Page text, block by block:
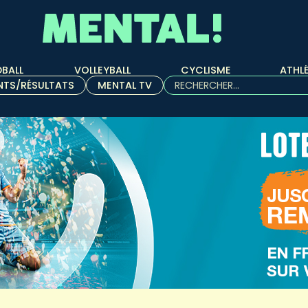
VOLLEYBALL CYCLISME
RÉSULTATS
MENTAL TV
Rechercher :